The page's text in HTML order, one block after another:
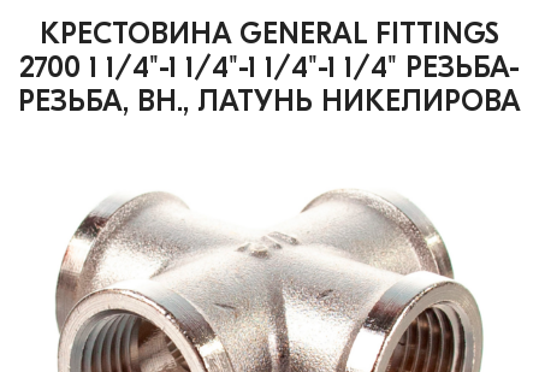
КРЕСТОВИНА GENERAL FITTINGS
2700 1 1/4"-1 1/4"-1 1/4"-1 1/4" РЕЗЬБА-
РЕЗЬБА, ВН., ЛАТУНЬ НИКЕЛИРОВА